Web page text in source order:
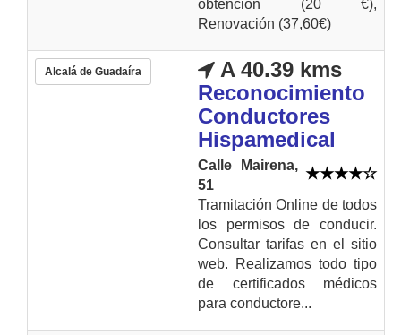
obtención (20 €),
Renovación (37,60€)
Alcalá de Guadaíra
A 40.39 kms
Reconocimiento
Conductores
Hispamedical
Calle Mairena,
51
Tramitación Online de todos
los permisos de conducir.
Consultar tarifas en el sitio
web. Realizamos todo tipo
de certificados médicos
para conductore...